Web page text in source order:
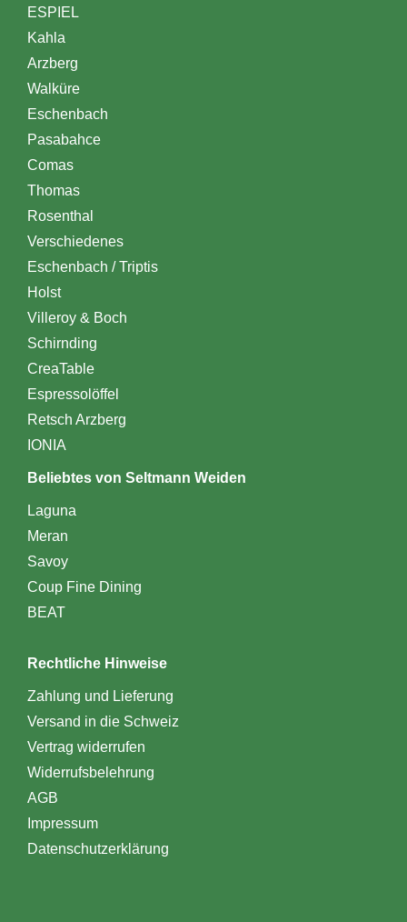
ESPIEL
Kahla
Arzberg
Walküre
Eschenbach
Pasabahce
Comas
Thomas
Rosenthal
Verschiedenes
Eschenbach / Triptis
Holst
Villeroy & Boch
Schirnding
CreaTable
Espressolöffel
Retsch Arzberg
IONIA
Beliebtes von Seltmann Weiden
Laguna
Meran
Savoy
Coup Fine Dining
BEAT
Rechtliche Hinweise
Zahlung und Lieferung
Versand in die Schweiz
Vertrag widerrufen
Widerrufsbelehrung
AGB
Impressum
Datenschutzerklärung